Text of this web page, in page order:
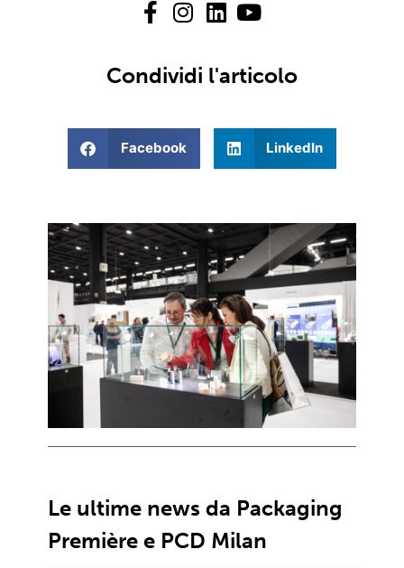
Condividi l'articolo
Facebook LinkedIn
Le ultime news da Packaging
Première e PCD Milan